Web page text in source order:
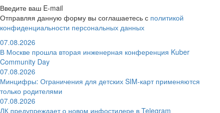
Введите ваш E-mail
Отправляя данную форму вы соглашаетесь с политикой
конфиденциальности персональных данных
07.08.2026
В Москве прошла вторая инженерная конференция Kuber
Community Day
07.08.2026
Минцифры: Ограничения для детских SIM-карт применяются
только родителями
07.08.2026
ЛК предупреждает о новом инфостилере в Telegram